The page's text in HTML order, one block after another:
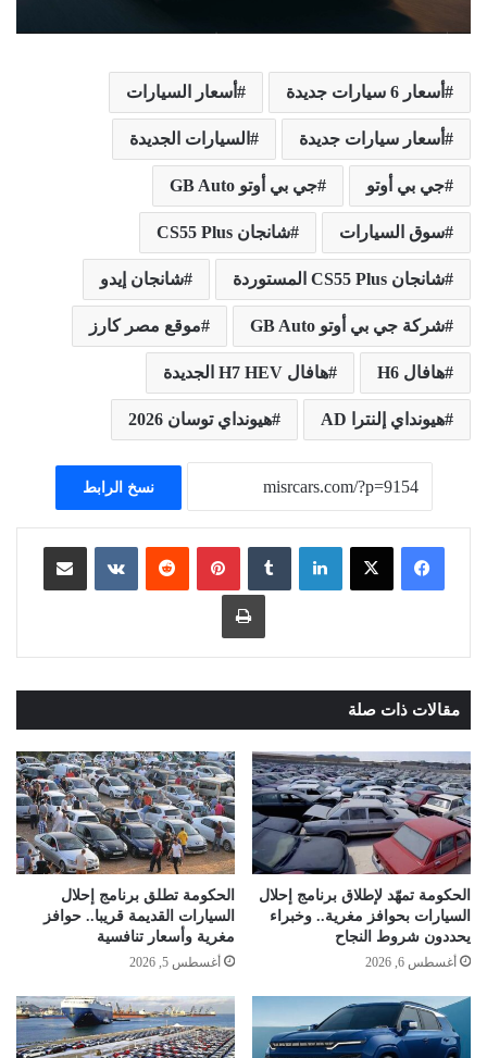
أسعار 6 سيارات جديدة أسعار السيارات
أسعار سيارات جديدة السيارات الجديدة
جي بي أوتو جي بي أوتو GB Auto
سوق السيارات شانجان CS55 Plus
شانجان CS55 Plus المستوردة شانجان إيدو
شركة جي بي أوتو GB Auto موقع مصر كارز
هافال H6 هافال H7 HEV الجديدة
هيونداي إلنترا AD هيونداي توسان 2026
نسخ الرابط
لينكدإن ‏Tumblr بينتيريست
‏Reddit
‏VKontakte مشاركة عبر البريد
طباعة
مقالات ذات صلة
الحكومة تمهّد لإطلاق برنامج إحلال
السيارات بحوافز مغرية.. وخبراء
يحددون شروط النجاح
أغسطس 6, 2026
الحكومة تطلق برنامج إحلال
السيارات القديمة قريبا.. حوافز
مغرية وأسعار تنافسية
أغسطس 5, 2026